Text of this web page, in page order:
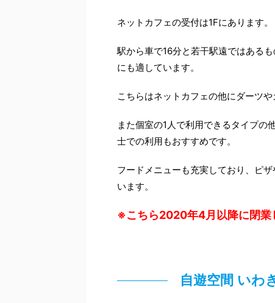
ネットカフェの受付は1Fにあります。
駅から車で16分と若干駅遠ではある
にも適しています。
こちらはネットカフェの他にダーツ
また個室の1人で利用できるタイプの
士での利用もおすすめです。
フードメニューも充実しており、ピ
います。
※こちら2020年4月以降に閉業
自遊空間 いわ